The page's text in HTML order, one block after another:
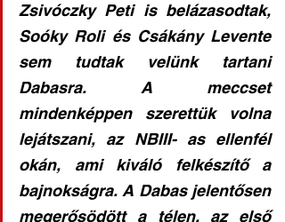
Zsivóczky Peti is belázasodtak,
Soóky Roli és Csákány Levente
sem tudtak velünk tartani
Dabasra. A meccset
mindenképpen szerettük volna
lejátszani, az NBIII- as ellenfél
okán, ami kiváló felkészítő a
bajnokságra. A Dabas jelentősen
megerősödött a télen, az első